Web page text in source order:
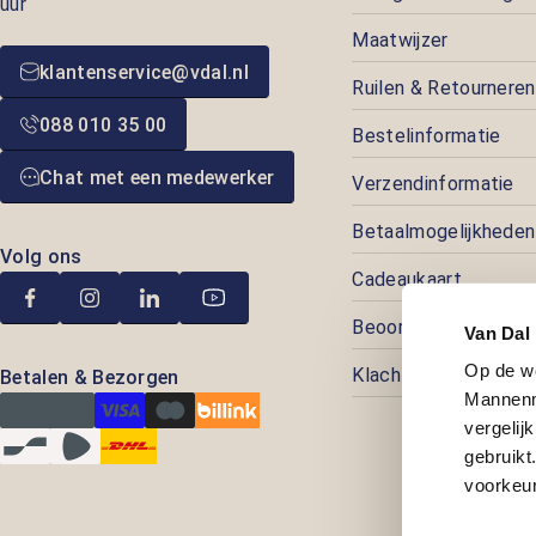
Van
Op de
klantenservice@vdal.nl
088 010 35 00
Chat met een medewerker
Volg ons
Betalen & Bezorgen
Maatwijzer
Ruilen & Retourneren
Bestelinformatie
Verzendinformatie
Betaalmogelijkheden
Cadeaukaart
Beoordelingen
Klachtenafhandeling